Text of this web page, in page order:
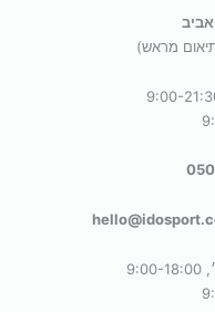
מראש)